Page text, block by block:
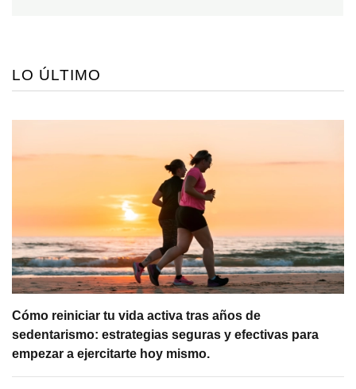
LO ÚLTIMO
Cómo reiniciar tu vida activa tras años de
sedentarismo: estrategias seguras y efectivas para
empezar a ejercitarte hoy mismo.